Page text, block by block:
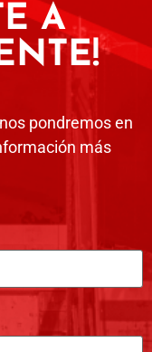
A
pondremos en
más